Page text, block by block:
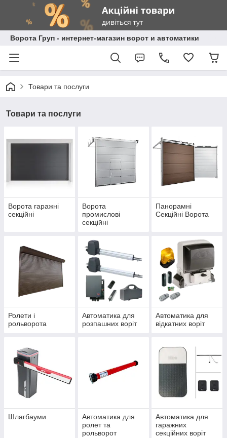
Ворота Груп - интернет-магазин ворот и автоматики
Товари та послуги
Товари та послуги
Ворота гаражні
секційні
Ворота
промислові
секційні
Панорамні
Секційні Ворота
Ролети і
рольворота
Автоматика для
розпашних воріт
Автоматика для
відкатних воріт
Шлагбауми
Автоматика для
ролет та
рольворот
Автоматика для
гаражних
секційних воріт